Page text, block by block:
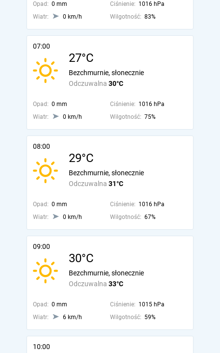
Opad: 0 mm Ciśnienie: 1016 hPa
Wiatr:
0 km/h Wilgotność: 83%
07:00
27°C
Odczuwalna 30°C
Bezchmurnie, słonecznie
Opad: 0 mm Ciśnienie: 1016 hPa
Wiatr:
0 km/h Wilgotność: 75%
08:00
29°C
Odczuwalna 31°C
Bezchmurnie, słonecznie
Opad: 0 mm Ciśnienie: 1016 hPa
Wiatr:
0 km/h Wilgotność: 67%
09:00
30°C
Odczuwalna 33°C
Bezchmurnie, słonecznie
Opad: 0 mm Ciśnienie: 1015 hPa
Wiatr:
6 km/h Wilgotność: 59%
10:00